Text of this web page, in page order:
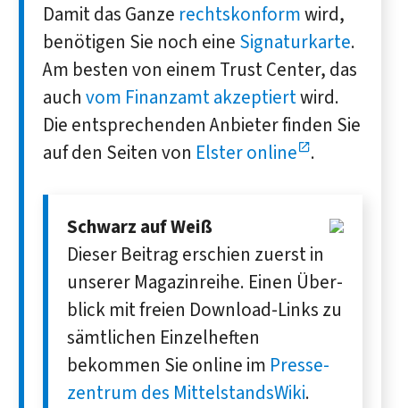
Damit das Ganze rechtskonformwird,
benötigen Sie noch eine Signaturkarte.
Am besten von einem Trust Center, das
auchvom Finanzamt akzeptiertwird.
Die entsprechenden Anbieter finden Sie
auf den Seiten von Elster online .
Schwarz auf Weiß
Dieser Beitrag erschien zuerst in
unserer Magazin­reihe. Einen Über­
blick mit freien Down­load-Links zu
sämt­lichen Einzel­heften
bekommen Sie online im Presse­
zentrum des MittelstandsWiki.